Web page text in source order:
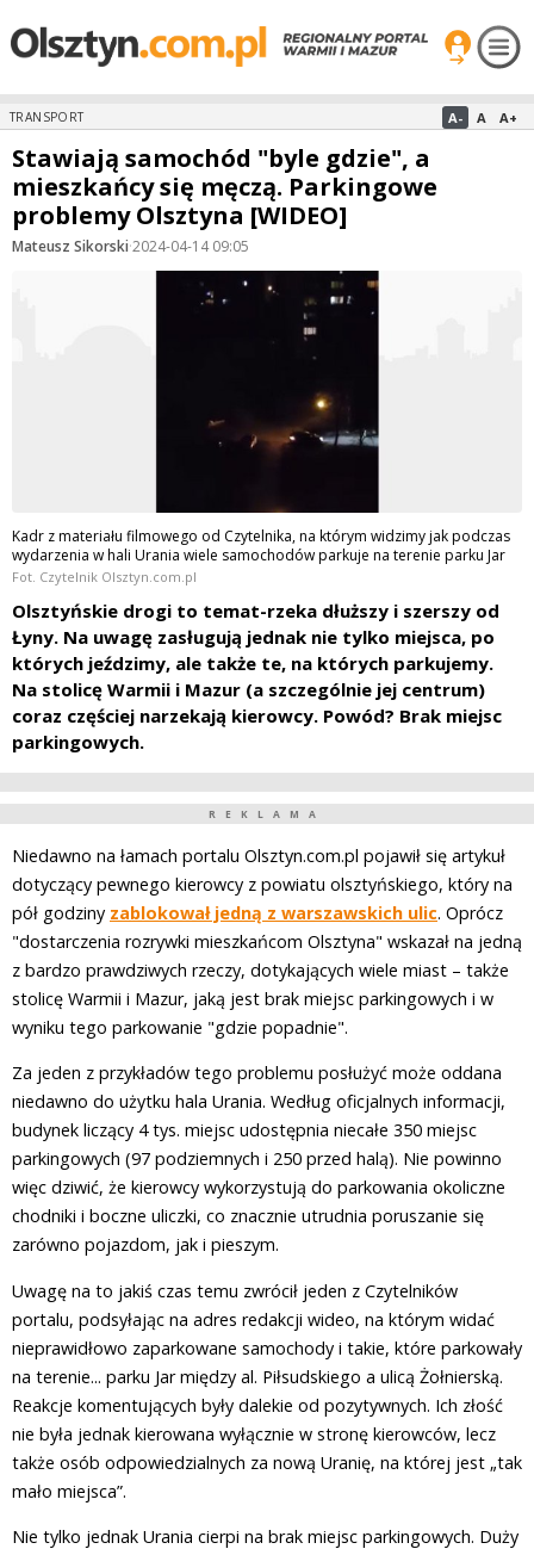
TRANSPORT A- A A+
Stawiają samochód "byle gdzie", a
mieszkańcy się męczą. Parkingowe
problemy Olsztyna [WIDEO]
Mateusz Sikorski·2024-04-14 09:05
Kadr z materiału filmowego od Czytelnika, na którym widzimy jak podczas
wydarzenia w hali Urania wiele samochodów parkuje na terenie parku Jar
Fot. Czytelnik Olsztyn.com.pl
Olsztyńskie drogi to temat-rzeka dłuższy i szerszy od
Łyny. Na uwagę zasługują jednak nie tylko miejsca, po
których jeździmy, ale także te, na których parkujemy.
Na stolicę Warmii i Mazur (a szczególnie jej centrum)
coraz częściej narzekają kierowcy. Powód? Brak miejsc
parkingowych.
REKLAMA
Niedawno na łamach portalu Olsztyn.com.pl pojawił się artykuł
dotyczący pewnego kierowcy z powiatu olsztyńskiego, który na
pół godziny zablokował jedną z warszawskich ulic. Oprócz
"dostarczenia rozrywki mieszkańcom Olsztyna" wskazał na jedną
z bardzo prawdziwych rzeczy, dotykających wiele miast – także
stolicę Warmii i Mazur, jaką jest brak miejsc parkingowych i w
wyniku tego parkowanie "gdzie popadnie".
Za jeden z przykładów tego problemu posłużyć może oddana
niedawno do użytku hala Urania. Według oficjalnych informacji,
budynek liczący 4 tys. miejsc udostępnia niecałe 350 miejsc
parkingowych (97 podziemnych i 250 przed halą). Nie powinno
więc dziwić, że kierowcy wykorzystują do parkowania okoliczne
chodniki i boczne uliczki, co znacznie utrudnia poruszanie się
zarówno pojazdom, jak i pieszym.
Uwagę na to jakiś czas temu zwrócił jeden z Czytelników
portalu, podsyłając na adres redakcji wideo, na którym widać
nieprawidłowo zaparkowane samochody i takie, które parkowały
na terenie... parku Jar między al. Piłsudskiego a ulicą Żołnierską.
Reakcje komentujących były dalekie od pozytywnych. Ich złość
nie była jednak kierowana wyłącznie w stronę kierowców, lecz
także osób odpowiedzialnych za nową Uranię, na której jest „tak
mało miejsca”.
Nie tylko jednak Urania cierpi na brak miejsc parkingowych. Duży